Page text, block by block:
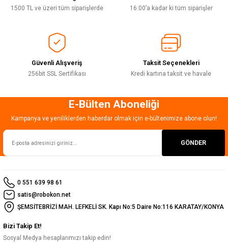
Ürün bilgilerinde hatalar bulunuyor.
Bu ürüne benzer farklı alternatifler olmalı.
Gönder
Deneyimini Paylaş
1500 TL ve üzeri tüm siparişlerde 16:00’a kadar ki tüm siparişler
Güvenli Alışveriş
256bit SSL Sertifikası
Taksit Seçenekleri
Kredi kartına taksit ve havale
E-Bülten Aboneliği
Kampanya ve yeniliklerden haberdar olmak için e-bültenimize abone olun!
GÖNDER
0 551 639 98 61
satis@robokon.net
ŞEMSİTEBRİZİ MAH. LEFKELİ SK. Kapı No:5 Daire No:116 KARATAY/KONYA
Bizi Takip Et!
Sosyal Medya hesaplarımızı takip edin!